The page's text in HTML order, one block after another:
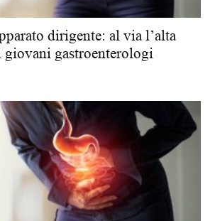
dirigente: al via l’alta
giovani gastroenterologi